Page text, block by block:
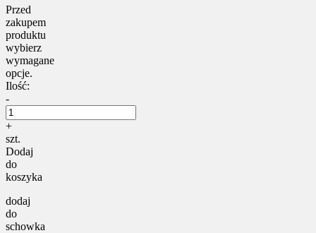
Przed
zakupem
produktu
wybierz
wymagane
opcje.
Ilość:
-
+
szt.
Dodaj
do
koszyka
dodaj
do
schowka